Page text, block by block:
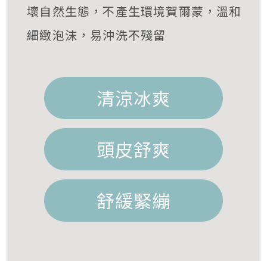
壞自然生態，不產生環境賀爾蒙，溫和
細緻泡沫，易沖洗不殘留
清涼冰爽
頭皮舒爽
舒緩緊繃